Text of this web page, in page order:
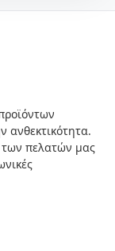
ανθεκτικότητα.
των πελατών μας